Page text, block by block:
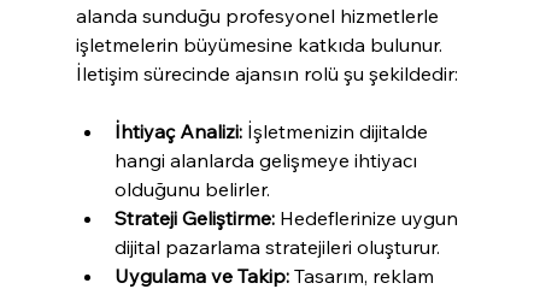
alanda sunduğu profesyonel hizmetlerle
işletmelerin büyümesine katkıda bulunur.
İletişim sürecinde ajansın rolü şu şekildedir:
İhtiyaç Analizi: İşletmenizin dijitalde
hangi alanlarda gelişmeye ihtiyacı
olduğunu belirler.
Strateji Geliştirme: Hedeflerinize uygun
dijital pazarlama stratejileri oluşturur.
Uygulama ve Takip: Tasarım, reklam